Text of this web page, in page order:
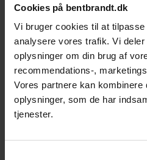
Cookies på bentbrandt.dk
Vi bruger cookies til at
analysere vores trafik. Vi
oplysninger om din brug af
recommendations-,
Vores partnere kan kombinere
oplysninger, som de har
tjenester.
Graef dehydrator med 10
bakker
Varenr: 63663702